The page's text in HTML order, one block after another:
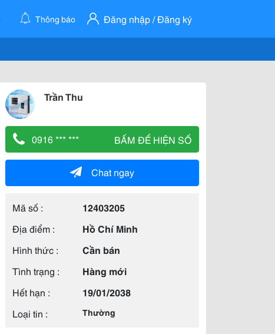
Thông báo Đăng nhập / Đăng ký
Trần Thu
0916 *** *** BẤM ĐỂ HIỆN SỐ
Chat ngay
Mã số :
12403205
Địa điểm :
Hồ Chí Minh
Hình thức :
Cần bán
Tình trạng :
Hàng mới
Hết hạn :
19/01/2038
Loại tin :
Thường